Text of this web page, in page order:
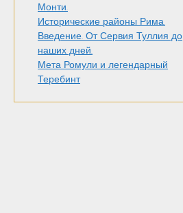
Монти.
Исторические районы Рима.
Введение. От Сервия Туллия до
наших дней.
Мета Ромули и легендарный
Теребинт